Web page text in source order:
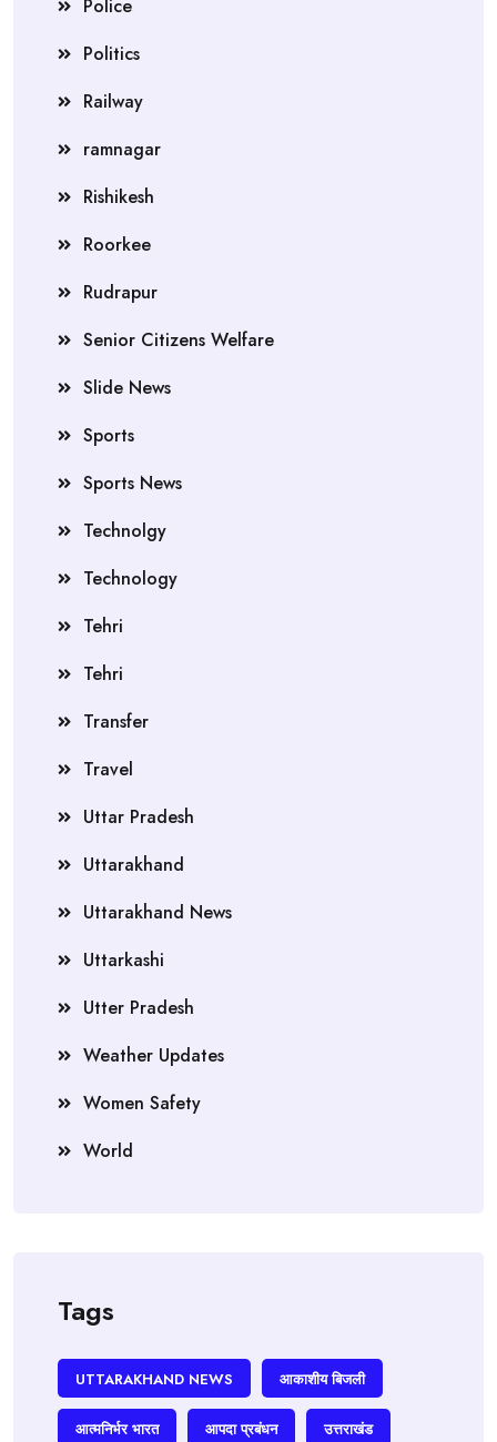
Police
Politics
Railway
ramnagar
Rishikesh
Roorkee
Rudrapur
Senior Citizens Welfare
Slide News
Sports
Sports News
Technolgy
Technology
Tehri
Tehri
Transfer
Travel
Uttar Pradesh
Uttarakhand
Uttarakhand News
Uttarkashi
Utter Pradesh
Weather Updates
Women Safety
World
Tags
UTTARAKHAND NEWS आकाशीय बिजली
आत्मनिर्भर भारत आपदा प्रबंधन उत्तराखंड